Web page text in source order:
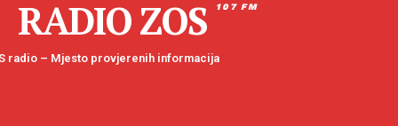
RADIO ZOS 107 FM
radio – Mjesto provjerenih informacija